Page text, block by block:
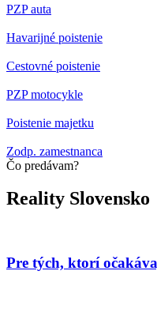
PZP auta
Havarijné poistenie
Cestovné poistenie
PZP motocykle
Poistenie majetku
Zodp. zamestnanca
Čo predávam?
Reality Slovensko
Pre tých, ktorí